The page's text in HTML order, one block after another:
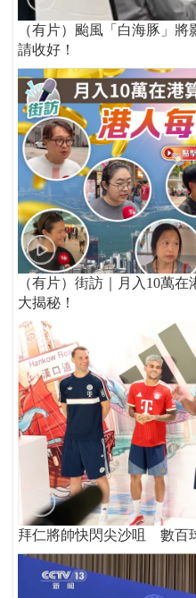
（有片）颱風「白海豚」
請收好！
（有片）街訪｜月入10萬
大揭秘！
拜仁將帥快閃尖沙咀 數百